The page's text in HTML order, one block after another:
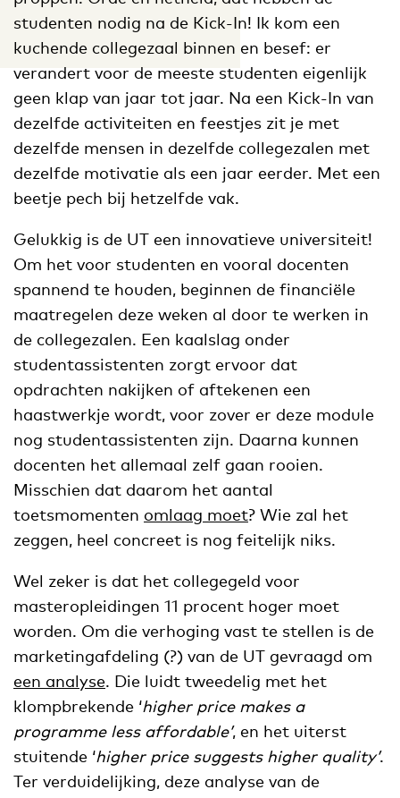
studenten nodig na de Kick-In! Ik kom een
kuchende collegezaal binnen en besef: er
verandert voor de meeste studenten eigenlijk
geen klap van jaar tot jaar. Na een Kick-In van
dezelfde activiteiten en feestjes zit je met
dezelfde mensen in dezelfde collegezalen met
dezelfde motivatie als een jaar eerder. Met een
beetje pech bij hetzelfde vak.
Gelukkig is de UT een innovatieve universiteit!
Om het voor studenten en vooral docenten
spannend te houden, beginnen de financiële
maatregelen deze weken al door te werken in
de collegezalen. Een kaalslag onder
studentassistenten zorgt ervoor dat
opdrachten nakijken of aftekenen een
haastwerkje wordt, voor zover er deze module
nog studentassistenten zijn. Daarna kunnen
docenten het allemaal zelf gaan rooien.
Misschien dat daarom het aantal
toetsmomenten omlaag moet? Wie zal het
zeggen, heel concreet is nog feitelijk niks.
Wel zeker is dat het collegegeld voor
masteropleidingen 11 procent hoger moet
worden. Om die verhoging vast te stellen is de
marketingafdeling (?) van de UT gevraagd om
een analyse. Die luidt tweedelig met het
klompbrekende ‘higher price makes a
programme less affordable’, en het uiterst
stuitende ‘higher price suggests higher quality’.
Ter verduidelijking, deze analyse van de